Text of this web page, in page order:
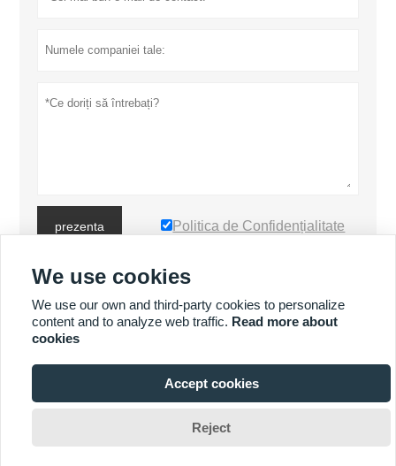

prezenta Politica de Confidențialitate
MAI MULTE SERVICII
      
Drepturi de autor de © Luoyang Heng Guan Bearing Technology Co.,
We use cookies
We use our own and third-party cookies to personalize
content and to analyze web traffic. Read more about
cookies
Accept cookies
Reject